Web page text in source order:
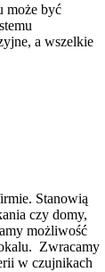
może być
a wszelkie
Stanowią
czy domy,
możliwość
Zwracamy
w czujnikach